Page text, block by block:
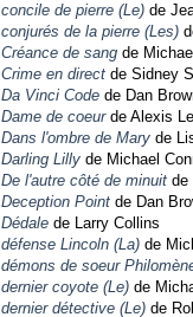
concile de pierre (Le) de
conjurés de la pierre (Les)
Créance de sang de
Crime en direct de Sidney
Da Vinci Code de Dan
Dame de coeurde Alexis
Dans l'ombre de Mary de
Darling Lilly de Michael
De l'autre côté de minuit de
Deception Point de Dan
Dédale de Larry Collins
défense Lincoln (La) de
démons de soeur
dernier coyote (Le) de
dernier détective (Le) de